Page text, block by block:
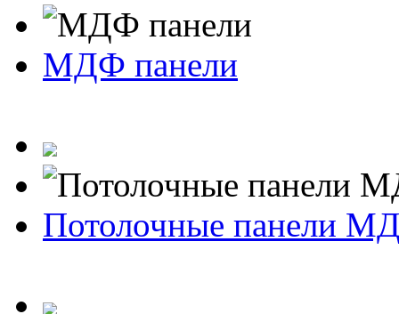
МДФ панели
Потолочные панели